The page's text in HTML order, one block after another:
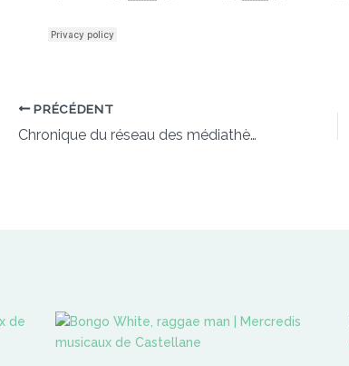
PRÉCÉDENT
Chronique du réseau des médiathèques CCAPV – Mai 2026